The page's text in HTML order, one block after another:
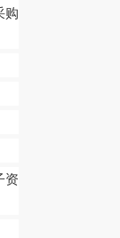
购
资